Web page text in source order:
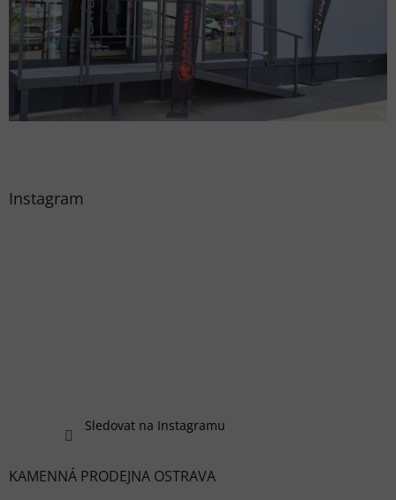
Instagram
Sledovat na Instagramu
KAMENNÁ PRODEJNA OSTRAVA